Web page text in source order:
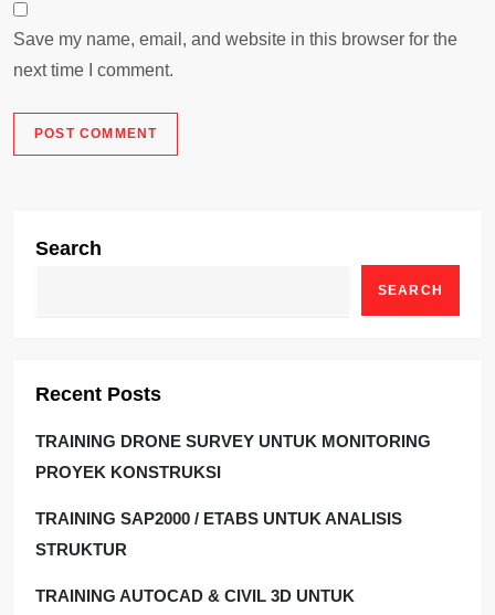
Save my name, email, and website in this browser for the
next time I comment.
Search
SEARCH
Recent Posts
TRAINING DRONE SURVEY UNTUK MONITORING
PROYEK KONSTRUKSI
TRAINING SAP2000 / ETABS UNTUK ANALISIS
STRUKTUR
TRAINING AUTOCAD & CIVIL 3D UNTUK